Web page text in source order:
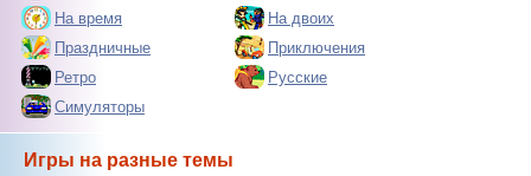
На время
На двоих
Праздничные
Приключения
Ретро
Русские
Симуляторы
Игры на разные темы